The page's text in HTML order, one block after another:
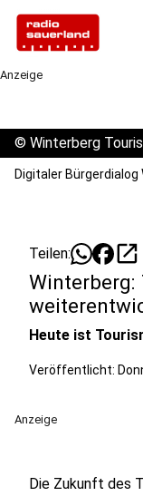
Anzeige
© Winterberg
Digitaler Bürgerdialog
Teilen: open_in_new
Winterberg:
Heute ist
Veröffentlicht:
Anzeige
Die Zukunft des